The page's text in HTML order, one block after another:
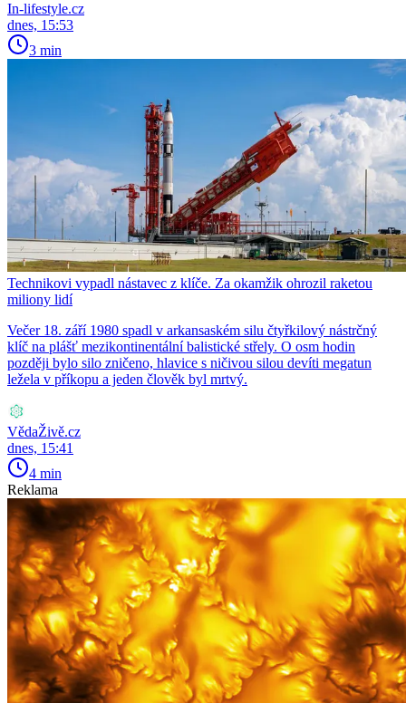
In-lifestyle.cz
dnes, 15:53
3 min
Technikovi vypadl nástavec z klíče. Za okamžik ohrozil raketou
miliony lidí
Večer 18. září 1980 spadl v arkansaském silu čtyřkilový nástrčný
klíč na plášť mezikontinentální balistické střely. O osm hodin
později bylo silo zničeno, hlavice s ničivou silou devíti megatun
ležela v příkopu a jeden člověk byl mrtvý.
VědaŽivě.cz
dnes, 15:41
4 min
Reklama